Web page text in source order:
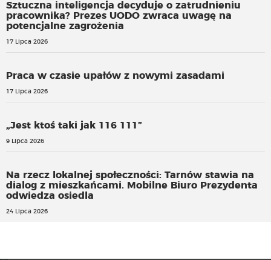
Sztuczna inteligencja decyduje o zatrudnieniu
pracownika? Prezes UODO zwraca uwagę na
potencjalne zagrożenia
17 Lipca 2026
Praca w czasie upałów z nowymi zasadami
17 Lipca 2026
„Jest ktoś taki jak 116 111”
9 Lipca 2026
Na rzecz lokalnej społeczności: Tarnów stawia na
dialog z mieszkańcami. Mobilne Biuro Prezydenta
odwiedza osiedla
24 Lipca 2026